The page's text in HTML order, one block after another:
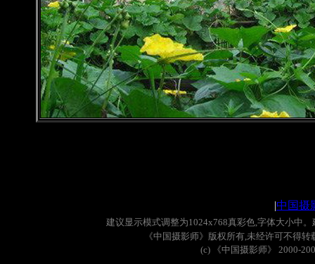
|中国摄
建议显示模式调整为1024x768真彩色,字体大小中。
《中国摄影师》版权所有,未经许可不得转
(c)
《中国摄影师》 2000-200